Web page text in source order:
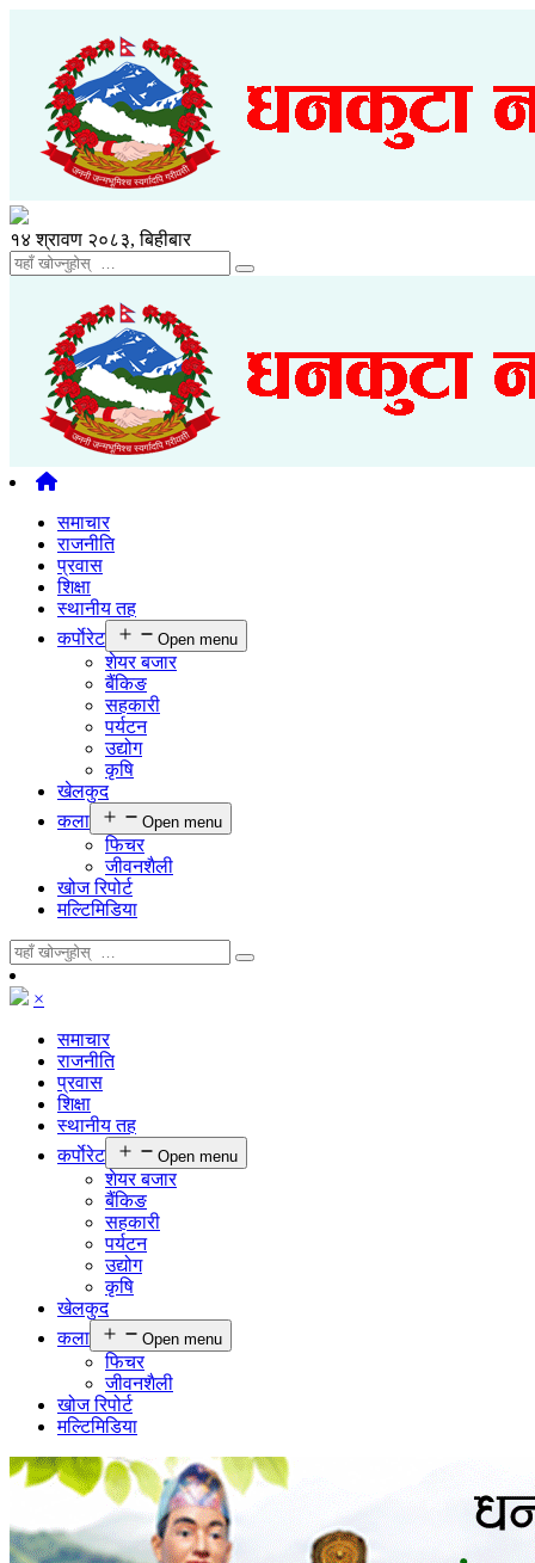
१४ श्रावण २०८३, बिहीबार
समाचार
राजनीति
प्रवास
शिक्षा
स्थानीय तह
कर्पाेरेट
Open menu
शेयर बजार
बैंकिङ
सहकारी
पर्यटन
उद्योग
कृषि
खेलकुद
कला
Open menu
फिचर
जीवनशैली
खोज रिपोर्ट
मल्टिमिडिया
×
समाचार
राजनीति
प्रवास
शिक्षा
स्थानीय तह
कर्पाेरेट
Open menu
शेयर बजार
बैंकिङ
सहकारी
पर्यटन
उद्योग
कृषि
खेलकुद
कला
Open menu
फिचर
जीवनशैली
खोज रिपोर्ट
मल्टिमिडिया